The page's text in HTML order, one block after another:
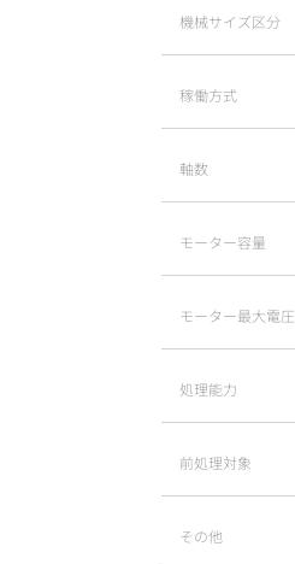
機械サイズ区分
稼働方式
軸数
モーター容量
モーター最大電圧
処理能力
前処理対象
その他